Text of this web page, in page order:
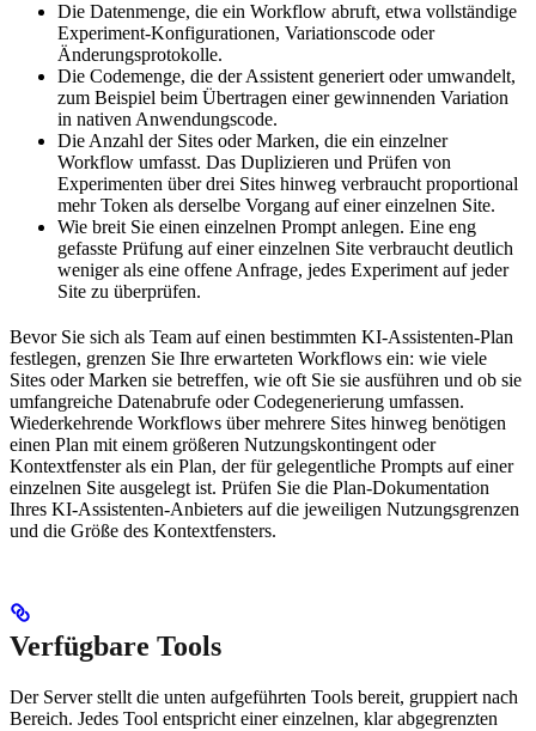
Die Datenmenge, die ein Workflow abruft, etwa vollständige
Experiment-Konfigurationen, Variationscode oder
Änderungsprotokolle.
Die Codemenge, die der Assistent generiert oder umwandelt,
zum Beispiel beim Übertragen einer gewinnenden Variation
in nativen Anwendungscode.
Die Anzahl der Sites oder Marken, die ein einzelner
Workflow umfasst. Das Duplizieren und Prüfen von
Experimenten über drei Sites hinweg verbraucht proportional
mehr Token als derselbe Vorgang auf einer einzelnen Site.
Wie breit Sie einen einzelnen Prompt anlegen. Eine eng
gefasste Prüfung auf einer einzelnen Site verbraucht deutlich
weniger als eine offene Anfrage, jedes Experiment auf jeder
Site zu überprüfen.
Bevor Sie sich als Team auf einen bestimmten KI-Assistenten-Plan
festlegen, grenzen Sie Ihre erwarteten Workflows ein: wie viele
Sites oder Marken sie betreffen, wie oft Sie sie ausführen und ob sie
umfangreiche Datenabrufe oder Codegenerierung umfassen.
Wiederkehrende Workflows über mehrere Sites hinweg benötigen
einen Plan mit einem größeren Nutzungskontingent oder
Kontextfenster als ein Plan, der für gelegentliche Prompts auf einer
einzelnen Site ausgelegt ist. Prüfen Sie die Plan-Dokumentation
Ihres KI-Assistenten-Anbieters auf die jeweiligen Nutzungsgrenzen
und die Größe des Kontextfensters.
Verfügbare Tools
Der Server stellt die unten aufgeführten Tools bereit, gruppiert nach
Bereich. Jedes Tool entspricht einer einzelnen, klar abgegrenzten